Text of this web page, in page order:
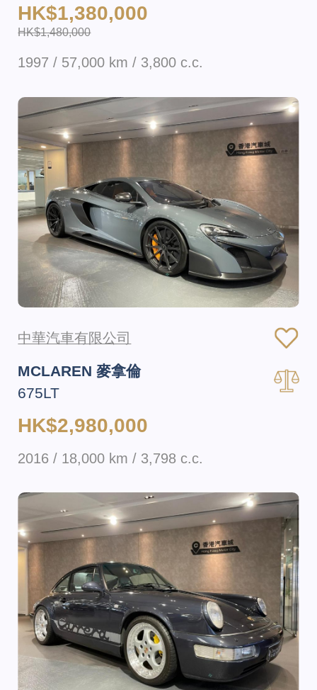
HK$1,380,000
HK$1,480,000
1997 / 57,000 km / 3,800 c.c.
中華汽車有限公司
MCLAREN 麥拿倫
675LT
HK$2,980,000
2016 / 18,000 km / 3,798 c.c.